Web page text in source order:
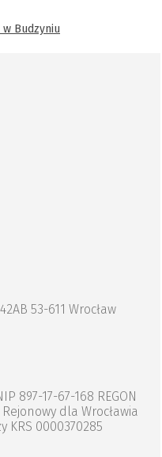
Budzyniu
53-611 Wrocław
897-17-67-168 REGON
dla Wrocławia
KRS 0000370285